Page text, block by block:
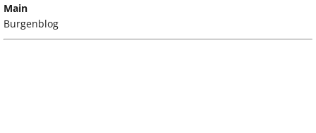
Main
Burgenblog